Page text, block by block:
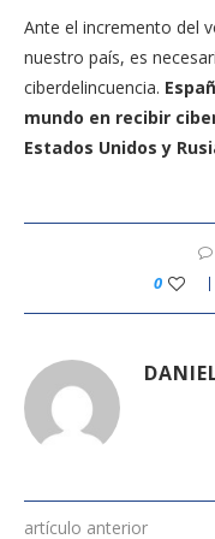
Ante el incremento del
nuestro país, es
ciberdelincuencia.
mundo en recibir
Estados Unidos y
0
artículo anterior